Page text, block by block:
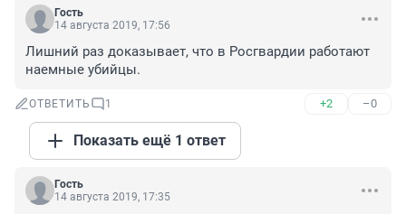
Гость
14 августа 2019, 17:56
Лишний раз доказывает, что в Росгвардии работают
наемные убийцы.
ОТВЕТИТЬ 1 +2 –0
Показать ещё 1 ответ
Гость
14 августа 2019, 17:35